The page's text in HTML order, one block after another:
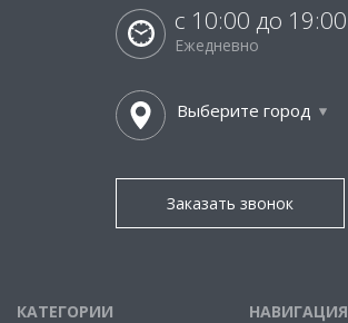
с 10:00 до 19:00
Ежедневно
Выберите город
Заказать звонок
КАТЕГОРИИ НАВИГАЦИЯ